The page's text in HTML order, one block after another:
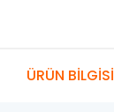
ÜRÜN BİLGİSİ